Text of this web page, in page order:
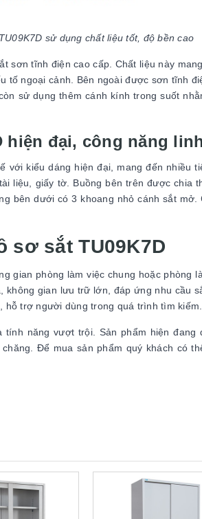
sử dụng chất liệu tốt, độ bền cao
sơn tĩnh điện cao cấp. Chất liệu này
ngoại cảnh. Bên ngoài được sơn tĩnh
sử dụng thêm cánh kính trong suốt
hiện đại, công năng
với kiểu dáng hiện đại, mang đến nhiều
liệu, giấy tờ. Buồng bên trên được chia
bên dưới có 3 khoang nhỏ cánh sắt mở.
sơ sắt TU09K7D
gian phòng làm việc chung hoặc phòng
không gian lưu trữ lớn, đáp ứng nhu cầu
trợ người dùng trong quá trình tìm kiếm.
năng vượt trội. Sản phẩm hiện đang
Để mua sản phẩm quý khách có